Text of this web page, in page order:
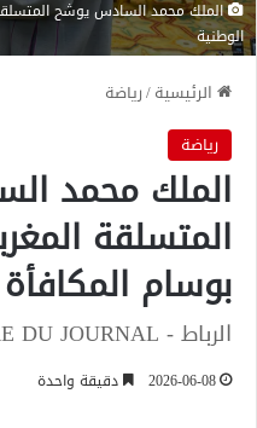
الملك محمد السادس يوشح
الوطنية
الرئيسية/رياضة
رياضة
الملك محمد
المتسلقة
بوسام
الرباط - HEURE DU JOURNAL
2026-06-08 دقيقة واحدة